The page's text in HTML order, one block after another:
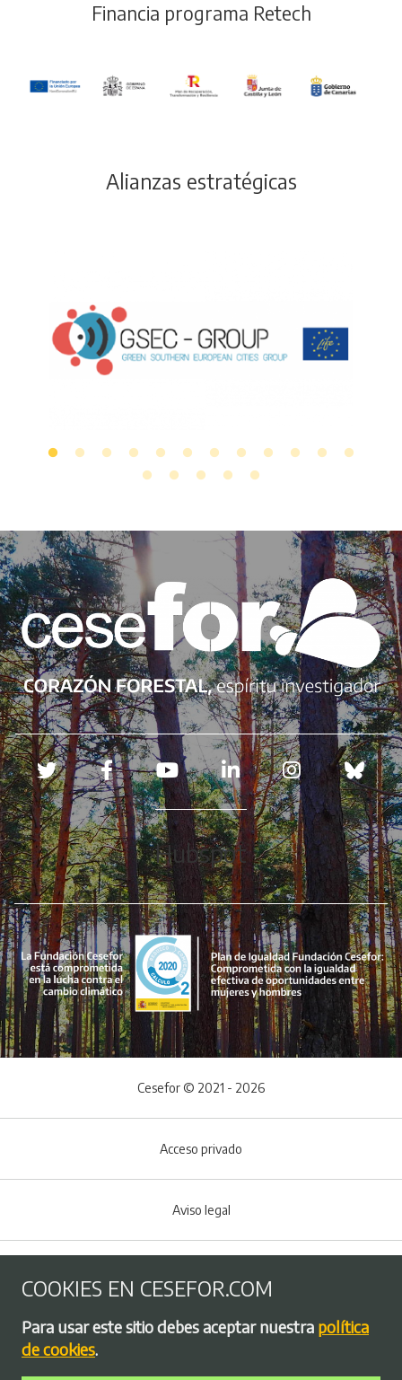
Financia programa Retech
Alianzas estratégicas
Redes sociales
Hubspot
Menú del pie
Cesefor © 2021 - 2026
Acceso privado
Aviso legal
Política de privacidad
COOKIES EN CESEFOR.COM
Para usar este sitio debes aceptar nuestra política
de cookies.